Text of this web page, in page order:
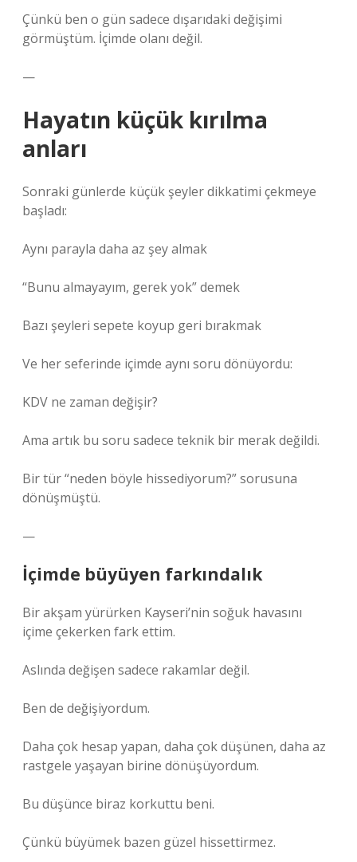
Çünkü ben o gün sadece dışarıdaki değişimi
görmüştüm. İçimde olanı değil.
—
Hayatın küçük kırılma
anları
Sonraki günlerde küçük şeyler dikkatimi çekmeye
başladı:
Aynı parayla daha az şey almak
“Bunu almayayım, gerek yok” demek
Bazı şeyleri sepete koyup geri bırakmak
Ve her seferinde içimde aynı soru dönüyordu:
KDV ne zaman değişir?
Ama artık bu soru sadece teknik bir merak değildi.
Bir tür “neden böyle hissediyorum?” sorusuna
dönüşmüştü.
—
İçimde büyüyen farkındalık
Bir akşam yürürken Kayseri’nin soğuk havasını
içime çekerken fark ettim.
Aslında değişen sadece rakamlar değil.
Ben de değişiyordum.
Daha çok hesap yapan, daha çok düşünen, daha az
rastgele yaşayan birine dönüşüyordum.
Bu düşünce biraz korkuttu beni.
Çünkü büyümek bazen güzel hissettirmez.